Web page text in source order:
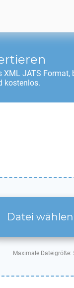
XML JATS Format,
kostenlos.
Datei wählen
Maximale Dateigröße: